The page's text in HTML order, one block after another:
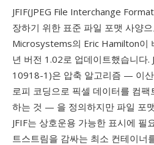
JFIF(JPEG File Interchange
장하기 위한 표준 파일 포맷 사양
Microsystems의 Eric Hamilton이
년 버전 1.02로 업데이트했습니다.
10918-1)은 압축 알고리즘 — 이
로피 코딩으로 픽셀 데이터를 컴
하는 것 — 을 정의하지만 파일 포
JFIF는 상호운용 가능한 표시에 필
트스트림을 감싸는 최소 컨테이너